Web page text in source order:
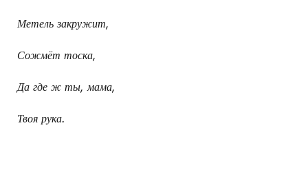
Метель закружит,
Сожмёт тоска,
Да где ж ты, мама,
Твоя рука.